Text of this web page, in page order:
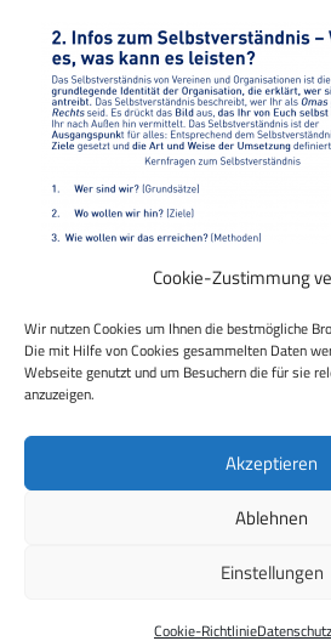
Cookie-Zustimmung
Wir nutzen Cookies um Ihnen die bestmögliche
Die mit Hilfe von Cookies gesammelten Daten
Webseite genutzt und um Besuchern die für sie
anzuzeigen.
Akzeptieren
Ablehnen
Einstellungen
Cookie-Richtlinie
Beitragsnavigation
In eigener Sache: Klausurtag